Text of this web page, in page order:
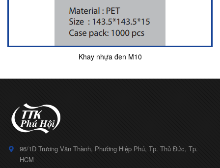
Khay nhựa đen M10
96/1D Trương Văn Thành, Phường Hiệp Phú, Tp. Thủ Đức, Tp.
HCM